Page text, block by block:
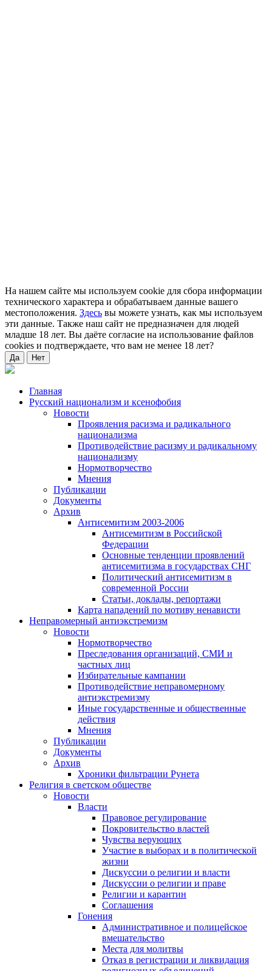
На нашем сайте мы используем cookie для сбора информации
технического характера и обрабатываем данные вашего
местоположения. Здесь вы можете узнать, как мы используем
эти данные. Также наш сайт не предназначен для людей
младше 18 лет. Вы даёте согласие на использование файлов
cookies и подтверждаете, что вам не менее 18 лет?
Да Нет
Главная
Русский национализм и ксенофобия
Новости
Проявления расизма и радикального
национализма
Противодействие расизму и радикальному
национализму
Нормотворчество
Мнения
Публикации
Документы
Архив
Антисемитизм 2003-2006
Антисемитизм в Российской
Федерации
Основные тенденции проявлений
антисемитизма в государствах СНГ
Политический антисемитизм в
современной России
Статьи, доклады, репортажи
Карта нападений по мотиву ненависти
Неправомерный антиэкстремизм
Новости
Нормотворчество
Преследования организаций, СМИ и
частных лиц
Избирательные кампании
Противодействие неправомерному
антиэкстремизму
Иные государственные и общественные
действия
Мнения
Публикации
Документы
Архив
Хроники фильтрации Рунета
Религия в светском обществе
Новости
Власти
Правовое регулирование
Покровительство властей
Чувства верующих
Участие в выборах и в политической
жизни
Дискуссии о религии и власти
Дискуссии о религии и праве
Религии и карантин
Соглашения
Гонения
Административное и полицейское
вмешательство
Места для молитвы
Отказ в регистрации и ликвидация